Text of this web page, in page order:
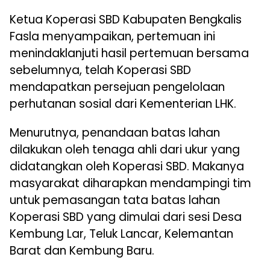
Ketua Koperasi SBD Kabupaten Bengkalis
Fasla menyampaikan, pertemuan ini
menindaklanjuti hasil pertemuan bersama
sebelumnya, telah Koperasi SBD
mendapatkan persejuan pengelolaan
perhutanan sosial dari Kementerian LHK.
Menurutnya, penandaan batas lahan
dilakukan oleh tenaga ahli dari ukur yang
didatangkan oleh Koperasi SBD. Makanya
masyarakat diharapkan mendampingi tim
untuk pemasangan tata batas lahan
Koperasi SBD yang dimulai dari sesi Desa
Kembung Lar, Teluk Lancar, Kelemantan
Barat dan Kembung Baru.